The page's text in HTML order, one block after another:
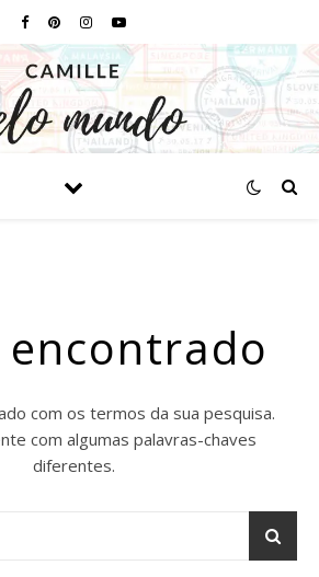
encontrado
com os termos da sua pesquisa.
com algumas palavras-chaves
diferentes.